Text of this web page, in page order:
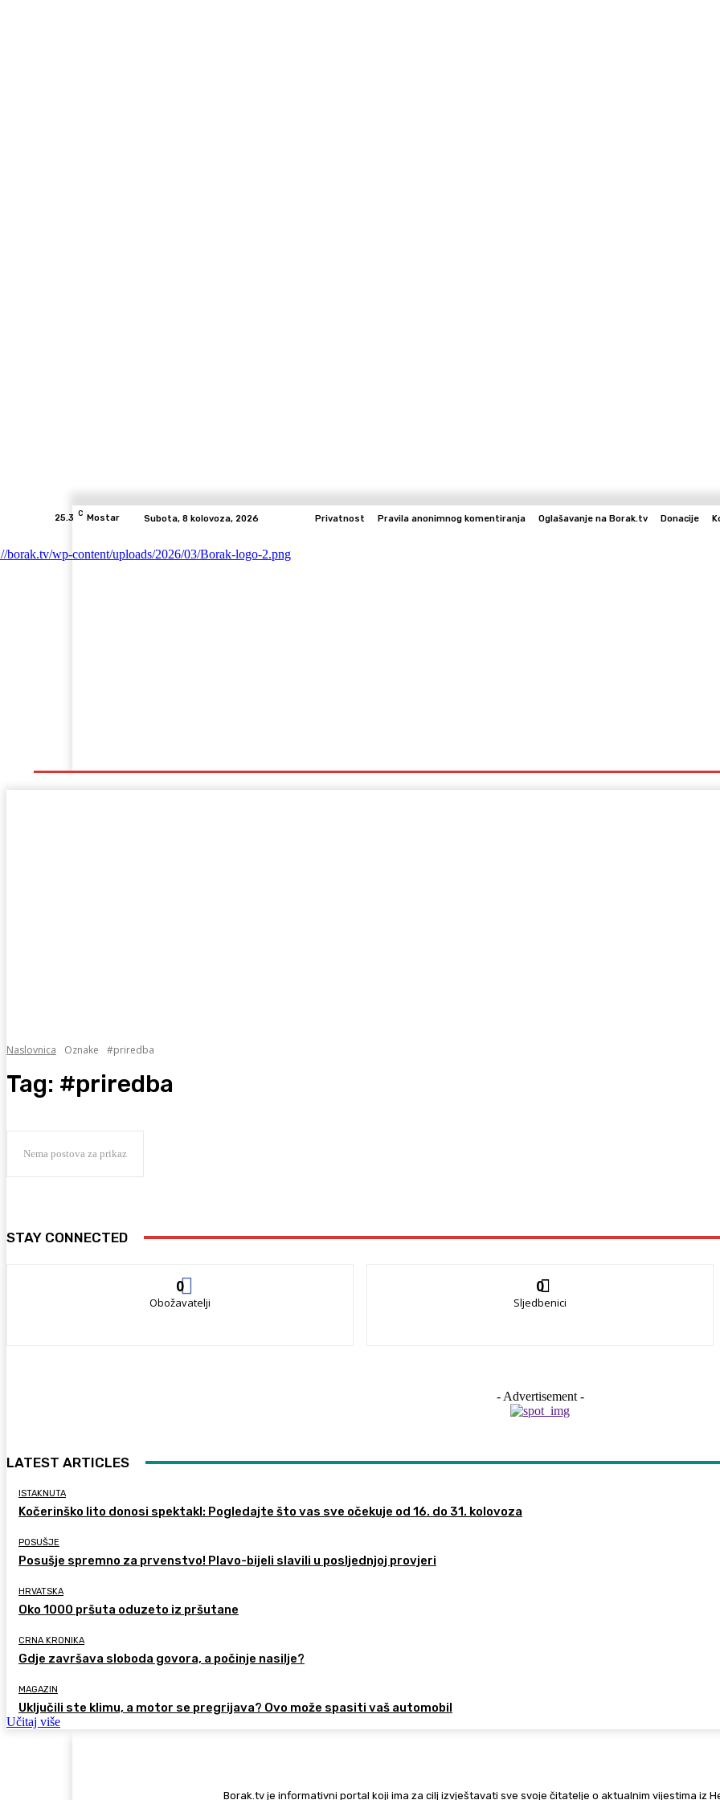
25.3 C Mostar Subota, 8 kolovoza, 2026 Privatnost Pravila anonimnog komentiranja Oglašavanje na Borak.tv Donacije
Naslovnica Oznake #priredba
Tag: #priredba
Nema postova za prikaz
STAY CONNECTED
0
Obožavatelji
0
Sljedbenici
- Advertisement -
LATEST ARTICLES
ISTAKNUTA
Kočerinško lito donosi spektakl: Pogledajte što vas sve očekuje od 16. do 31. kolovoza
POSUŠJE
Posušje spremno za prvenstvo! Plavo-bijeli slavili u posljednjoj provjeri
HRVATSKA
Oko 1000 pršuta oduzeto iz pršutane
CRNA KRONIKA
Gdje završava sloboda govora, a počinje nasilje?
MAGAZIN
Uključili ste klimu, a motor se pregrijava? Ovo može spasiti vaš automobil
Učitaj više
Borak.tv je informativni portal koji ima za cilj izvještavati sve svoje čitatelje o aktualnim vijestima iz